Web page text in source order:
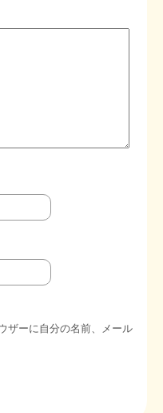
ザーに自分の名前、メール